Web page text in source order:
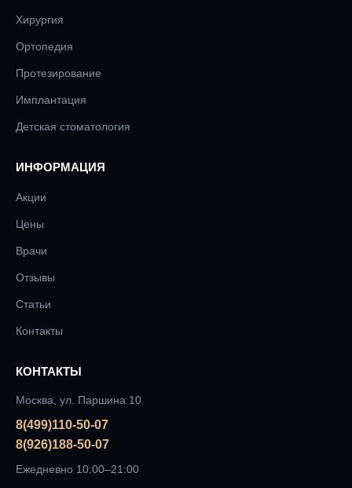
Хирургия
Ортопедия
Протезирование
Имплантация
Детская стоматология
ИНФОРМАЦИЯ
Акции
Цены
Врачи
Отзывы
Статьи
Контакты
КОНТАКТЫ
Москва, ул. Паршина 10
8(499)110-50-07
8(926)188-50-07
Ежедневно 10:00–21:00